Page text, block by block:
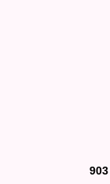
903